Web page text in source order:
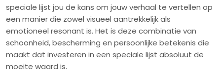
speciale lijst jou de kans om jouw verhaal te vertellen op
een manier die zowel visueel aantrekkelijk als
emotioneel resonant is. Het is deze combinatie van
schoonheid, bescherming en persoonlijke betekenis die
maakt dat investeren in een speciale lijst absoluut de
moeite waard is.